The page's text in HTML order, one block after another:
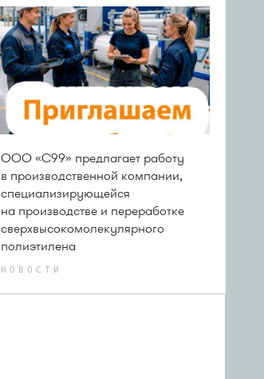
ООО «С99» предлагает работу
в производственной компании,
специализирующейся
на производстве и переработке
сверхвысокомолекулярного
полиэтилена
НОВОСТИ